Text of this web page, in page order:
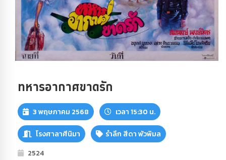
ทหารอากาศขาดรัก
3 พฤษภาคม 2568 เวลา 15:30 น.
โรงศาลาศีนิมา
รำลึก สีดา พัวพิมล
2524